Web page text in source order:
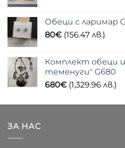
Обеци с ларимар
80€ (156.47 лв.)
Комплект обеци
теменуги" G680
680€ (1,329.96 лв.)
ЗА НАС